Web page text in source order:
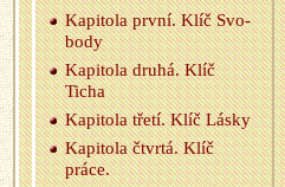
Ka­pi­to­la první. Klíč Svo­
bo­dy
Ka­pi­to­la druhá. Klíč
Ticha
Ka­pi­to­la třetí. Klíč Lásky
Ka­pi­to­la čtvr­tá. Klíč
práce.